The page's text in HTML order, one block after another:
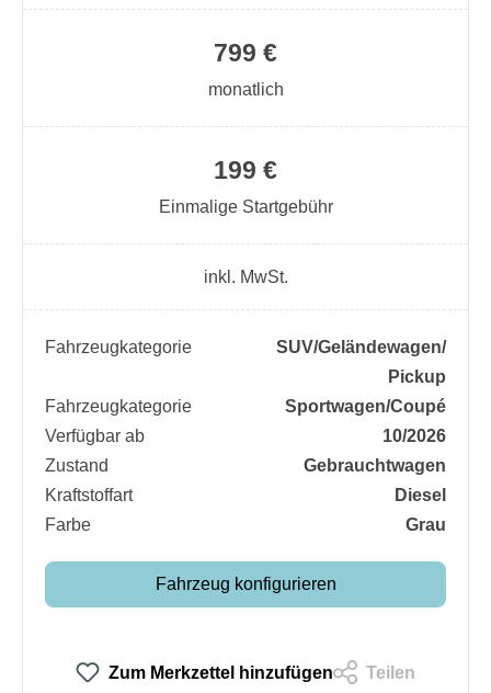
199 €
Einmalige Startgebühr
799 €
monatlich
inkl. MwSt.
Fahrzeugkategorie
SUV/​Geländewagen/​
Pickup
Fahrzeugkategorie
Sportwagen/​Coupé
Verfügbar ab
10/2026
Zustand
Gebrauchtwagen
Kraftstoffart
Diesel
Farbe
Grau
Fahrzeug konfigurieren
Zum Merkzettel hinzufügen Teilen